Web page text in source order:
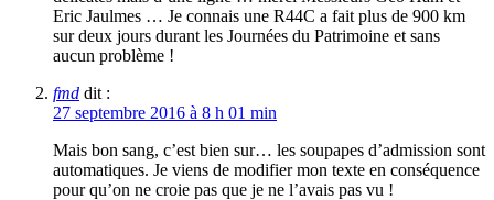
Eric Jaulmes … Je connais une R44C a fait plus de 900 km
sur deux jours durant les Journées du Patrimoine et sans
aucun problème !
fmd dit :
27 septembre 2016 à 8 h 01 min
Mais bon sang, c’est bien sur… les soupapes d’admission sont
automatiques. Je viens de modifier mon texte en conséquence
pour qu’on ne croie pas que je ne l’avais pas vu !